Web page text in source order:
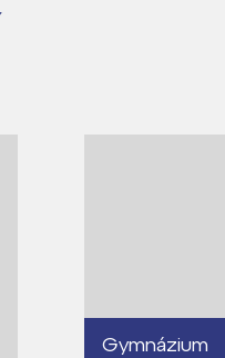
Gymnázium